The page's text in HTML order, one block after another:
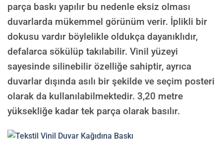
parça baskı yapılır bu nedenle eksiz olması
duvarlarda mükemmel görünüm verir. İplikli bir
dokusu vardır böylelikle oldukça dayanıklıdır,
defalarca sökülüp takılabilir. Vinil yüzeyi
sayesinde silinebilir özelliğe sahiptir, ayrıca
duvarlar dışında asılı bir şekilde ve seçim posteri
olarak da kullanılabilmektedir. 3,20 metre
yüksekliğe kadar tek parça olarak basılır.